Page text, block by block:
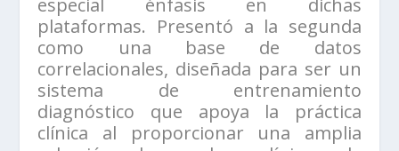
especial énfasis en dichas
plataformas. Presentó a la segunda
como una base de datos
correlacionales, diseñada para ser un
sistema de entrenamiento
diagnóstico que apoya la práctica
clínica al proporcionar una amplia